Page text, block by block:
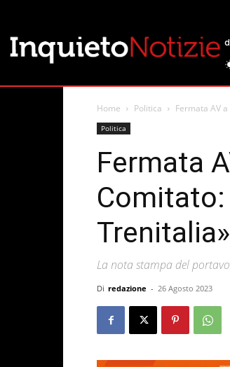
Home Politica Fermata AV
Politica
Fermata
Comitato:
Trenitalia»
La nota stampa del
Di redazione - 26 Agosto 2023